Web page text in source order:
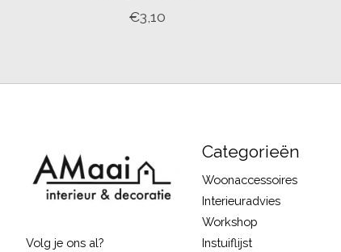
€3,10
Volg je ons al?
Categorieën
Woonaccessoires
Interieuradvies
Workshop
Instuiflijst